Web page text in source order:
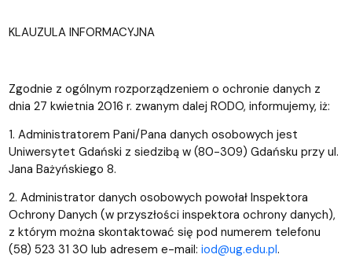
KLAUZULA INFORMACYJNA
Zgodnie z ogólnym rozporządzeniem o ochronie danych z
dnia 27 kwietnia 2016 r. zwanym dalej RODO, informujemy, iż:
1. Administratorem Pani/Pana danych osobowych jest
Uniwersytet Gdański z siedzibą w (80-309) Gdańsku przy ul.
Jana Bażyńskiego 8.
2. Administrator danych osobowych powołał Inspektora
Ochrony Danych (w przyszłości inspektora ochrony danych),
z którym można skontaktować się pod numerem telefonu
(58) 523 31 30 lub adresem e-mail: iod@ug.edu.pl.